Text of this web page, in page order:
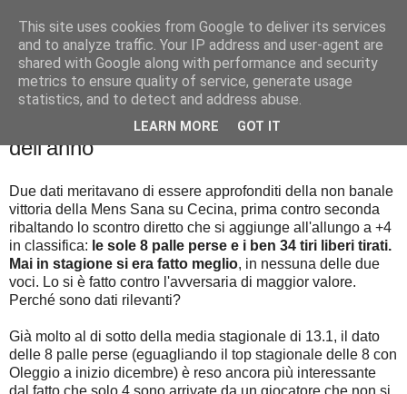
Palla al cerchio
mercoledì 25 febbraio 2015
Perse e tiri liberi, la miglior partita
dell'anno
Due dati meritavano di essere approfonditi della non banale
vittoria della Mens Sana su Cecina, prima contro seconda
ribaltando lo scontro diretto che si aggiunge all'allungo a +4
in classifica: le sole 8 palle perse e i ben 34 tiri liberi tirati.
Mai in stagione si era fatto meglio, in nessuna delle due
voci. Lo si è fatto contro l'avversaria di maggior valore.
Perché sono dati rilevanti?
Già molto al di sotto della media stagionale di 13.1, il dato
delle 8 palle perse (eguagliando il top stagionale delle 8 con
Oleggio a inizio dicembre) è reso ancora più interessante
dal fatto che solo 4 sono arrivate da un giocatore che non si
This site uses cookies from Google to deliver its services
and to analyze traffic. Your IP address and user-agent are
shared with Google along with performance and security
metrics to ensure quality of service, generate usage
statistics, and to detect and address abuse.
LEARN MORE GOT IT